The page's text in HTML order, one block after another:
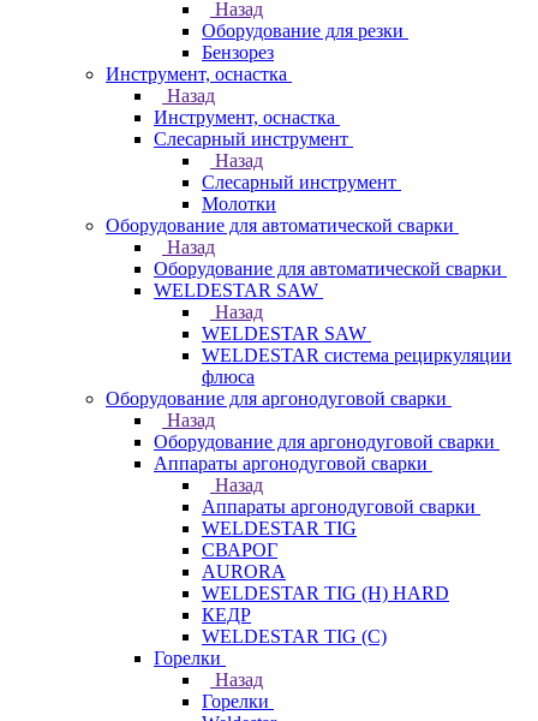
Назад
Оборудование для резки
Бензорез
Инструмент, оснастка
Назад
Инструмент, оснастка
Слесарный инструмент
Назад
Слесарный инструмент
Молотки
Оборудование для автоматической сварки
Назад
Оборудование для автоматической сварки
WELDESTAR SAW
Назад
WELDESTAR SAW
WELDESTAR система рециркуляции
флюса
Оборудование для аргонодуговой сварки
Назад
Оборудование для аргонодуговой сварки
Аппараты аргонодуговой сварки
Назад
Аппараты аргонодуговой сварки
WELDESTAR TIG
СВАРОГ
AURORA
WELDESTAR TIG (H) HARD
КЕДР
WELDESTAR TIG (С)
Горелки
Назад
Горелки